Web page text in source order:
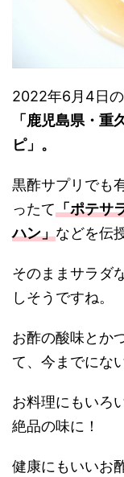
2022年6月4日の
「鹿児島県・
ピ」。
黒酢サプリでも
ったて「ポテサ
ハン」などを伝
そのままサラダ
しそうですね。
お酢の酸味とか
て、今までにな
お料理にもいろ
絶品の味に！
健康にもいいお